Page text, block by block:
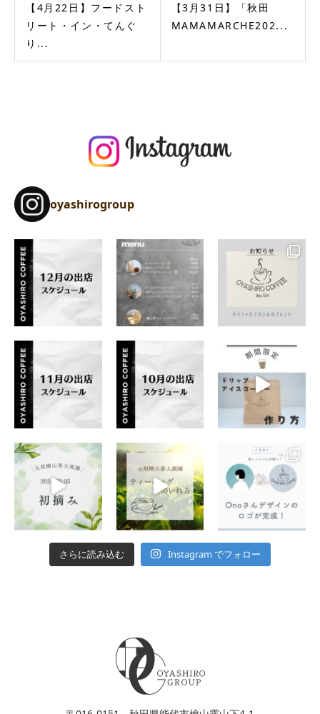
【4月22日】フードスト
リート・イン・てんぐ
り...
【3月31日】「秋田
MAMAMARCHE202...
oyashirogroup
さらに読み込む Instagram でフォロー